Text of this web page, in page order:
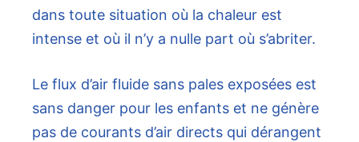
dans toute situation où la chaleur est
intense et où il n’y a nulle part où s’abriter.
Le flux d’air fluide sans pales exposées est
sans danger pour les enfants et ne génère
pas de courants d’air directs qui dérangent